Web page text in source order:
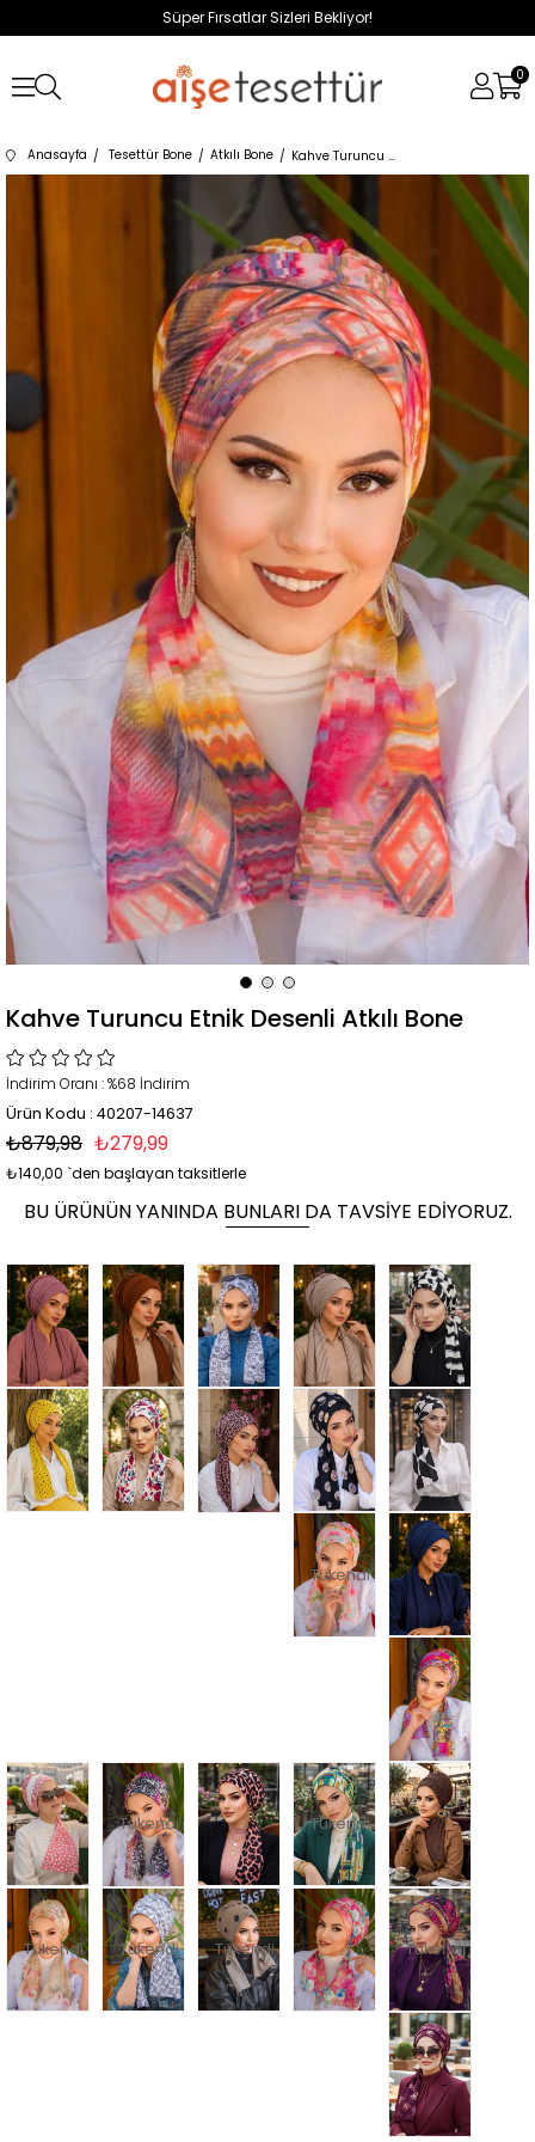
Süper Fırsatlar Sizleri Bekliyor!
0
Anasayfa Tesettür Bone Atkılı Bone Kahve Turuncu Etnik Desenli Atkılı Bone
Kahve Turuncu Etnik Desenli Atkılı Bone
İndirim Oranı :%68 İndirim
Ürün Kodu : 40207-14637
₺879,98 ₺279,99
₺140,00 `den başlayan taksitlerle
BU ÜRÜNÜN YANINDA BUNLARI DA TAVSIYE EDIYORUZ.
Tükendi
Tükendi Tükendi
Tükendi Tükendi Tükendi Tükendi